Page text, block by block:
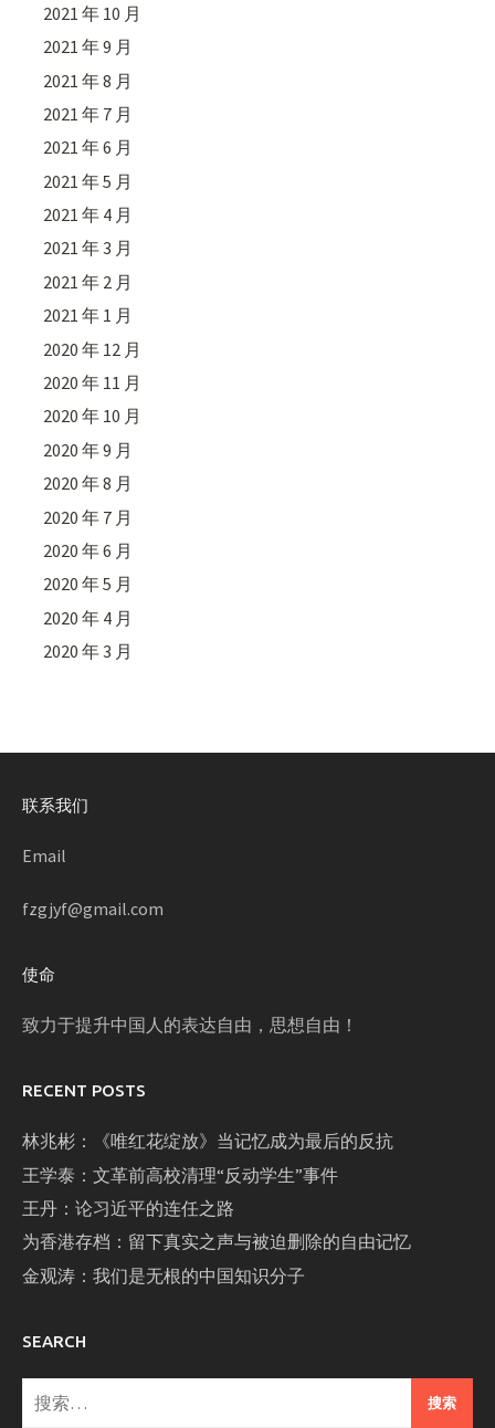
2021 年 10 月
2021 年 9 月
2021 年 8 月
2021 年 7 月
2021 年 6 月
2021 年 5 月
2021 年 4 月
2021 年 3 月
2021 年 2 月
2021 年 1 月
2020 年 12 月
2020 年 11 月
2020 年 10 月
2020 年 9 月
2020 年 8 月
2020 年 7 月
2020 年 6 月
2020 年 5 月
2020 年 4 月
2020 年 3 月
联系我们
Email
fzgjyf@gmail.com
使命
致力于提升中国人的表达自由，思想自由！
RECENT POSTS
林兆彬：《唯红花绽放》当记忆成为最后的反抗
王学泰：文革前高校清理“反动学生”事件
王丹：论习近平的连任之路
为香港存档：留下真实之声与被迫删除的自由记忆
金观涛：我们是无根的中国知识分子
SEARCH
搜
索：